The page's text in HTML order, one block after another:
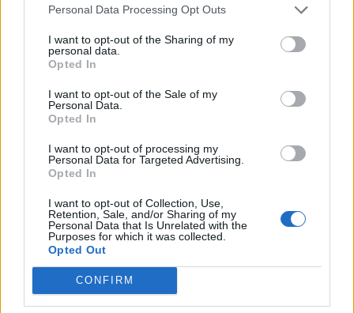
Personal Data Processing Opt Outs
I want to opt-out of the Sharing of my
personal data.
Opted In
I want to opt-out of the Sale of my
Personal Data.
Opted In
I want to opt-out of processing my
Personal Data for Targeted Advertising.
Opted In
I want to opt-out of Collection, Use,
Retention, Sale, and/or Sharing of my
Personal Data that Is Unrelated with the
Purposes for which it was collected.
Opted Out
CONFIRM
Έκθεση ζωγραφικής του Αρκά Ηλία
Ματθαιόπουλου
Με την παρούσα δε ευκαιρία, ενημερώνουμε τους
συμπολίτες μας ότι στην αίθουσα αναγνωστηρίου
της βιβλιοθήκης, φιλοξενείται έκθεση 11 έργων
από τον καταξιωμένο Αρκά ζωγράφο Ηλία
Ματθαιόπουλο.
Προσκαλούμε όσους ενδιαφέρονται να
επισκεφθούν την έκθεση μπορούν να προσέλθουν
κατά τις ώρες λειτουργίας του αναγνωστηρίου από
τις 9:00 έως τις 15:00 μέχρι τις 30 Απριλίου.